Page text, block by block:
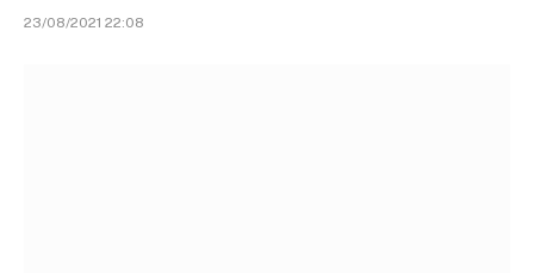
23/08/2021 22:08